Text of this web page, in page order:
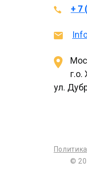
+ 7
г.о.
ул.
©